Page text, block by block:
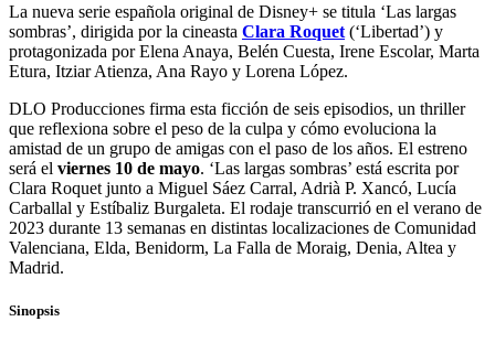
La nueva serie española original de Disney+ se titula ‘Las largas
sombras’, dirigida por la cineasta Clara Roquet (‘Libertad’) y
protagonizada por Elena Anaya, Belén Cuesta, Irene Escolar, Marta
Etura, Itziar Atienza, Ana Rayo y Lorena López.
DLO Producciones firma esta ficción de seis episodios, un thriller
que reflexiona sobre el peso de la culpa y cómo evoluciona la
amistad de un grupo de amigas con el paso de los años. El estreno
será el viernes 10 de mayo. ‘Las largas sombras’ está escrita por
Clara Roquet junto a Miguel Sáez Carral, Adrià P. Xancó, Lucía
Carballal y Estíbaliz Burgaleta. El rodaje transcurrió en el verano de
2023 durante 13 semanas en distintas localizaciones de Comunidad
Valenciana, Elda, Benidorm, La Falla de Moraig, Denia, Altea y
Madrid.
Sinopsis